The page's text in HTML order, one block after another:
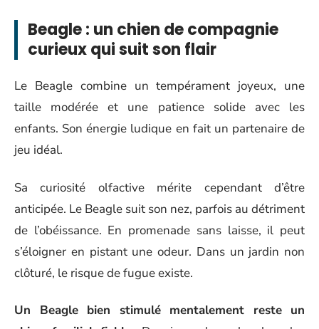
Beagle : un chien de compagnie
curieux qui suit son flair
Le Beagle combine un tempérament joyeux, une
taille modérée et une patience solide avec les
enfants. Son énergie ludique en fait un partenaire de
jeu idéal.
Sa curiosité olfactive mérite cependant d’être
anticipée. Le Beagle suit son nez, parfois au détriment
de l’obéissance. En promenade sans laisse, il peut
s’éloigner en pistant une odeur. Dans un jardin non
clôturé, le risque de fugue existe.
Un Beagle bien stimulé mentalement reste un